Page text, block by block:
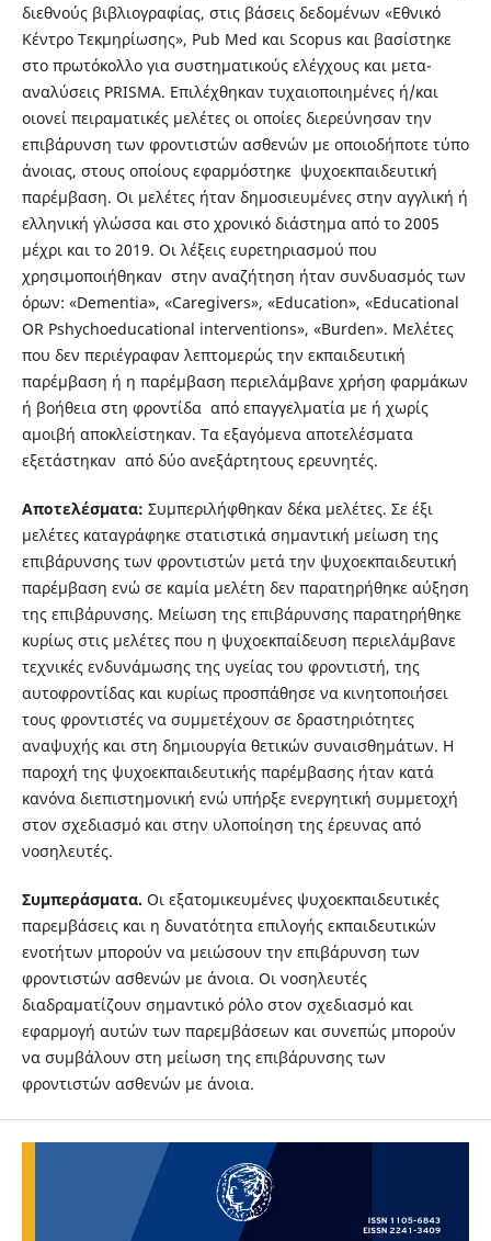
διεθνούς βιβλιογραφίας, στις βάσεις δεδομένων «Εθνικό
Κέντρο Τεκμηρίωσης», Pub Med και Scopus και βασίστηκε
στο πρωτόκολλο για συστηματικούς ελέγχους και μετα-
αναλύσεις PRISMA. Επιλέχθηκαν τυχαιοποιημένες ή/και
οιονεί πειραματικές μελέτες οι οποίες διερεύνησαν την
επιβάρυνση των φροντιστών ασθενών με οποιοδήποτε τύπο
άνοιας, στους οποίους εφαρμόστηκε ψυχοεκπαιδευτική
παρέμβαση. Οι μελέτες ήταν δημοσιευμένες στην αγγλική ή
ελληνική γλώσσα και στο χρονικό διάστημα από το 2005
μέχρι και το 2019. Οι λέξεις ευρετηριασμού που
χρησιμοποιήθηκαν στην αναζήτηση ήταν συνδυασμός των
όρων: «Dementia», «Caregivers», «Education», «Educational
OR Pshychoeducational interventions», «Burden». Μελέτες
που δεν περιέγραφαν λεπτομερώς την εκπαιδευτική
παρέμβαση ή η παρέμβαση περιελάμβανε χρήση φαρμάκων
ή βοήθεια στη φροντίδα από επαγγελματία με ή χωρίς
αμοιβή αποκλείστηκαν. Τα εξαγόμενα αποτελέσματα
εξετάστηκαν από δύο ανεξάρτητους ερευνητές.
Αποτελέσματα: Συμπεριλήφθηκαν δέκα μελέτες. Σε έξι
μελέτες καταγράφηκε στατιστικά σημαντική μείωση της
επιβάρυνσης των φροντιστών μετά την ψυχοεκπαιδευτική
παρέμβαση ενώ σε καμία μελέτη δεν παρατηρήθηκε αύξηση
της επιβάρυνσης. Μείωση της επιβάρυνσης παρατηρήθηκε
κυρίως στις μελέτες που η ψυχοεκπαίδευση περιελάμβανε
τεχνικές ενδυνάμωσης της υγείας του φροντιστή, της
αυτοφροντίδας και κυρίως προσπάθησε να κινητοποιήσει
τους φροντιστές να συμμετέχουν σε δραστηριότητες
αναψυχής και στη δημιουργία θετικών συναισθημάτων. Η
παροχή της ψυχοεκπαιδευτικής παρέμβασης ήταν κατά
κανόνα διεπιστημονική ενώ υπήρξε ενεργητική συμμετοχή
στον σχεδιασμό και στην υλοποίηση της έρευνας από
νοσηλευτές.
Συμπεράσματα. Οι εξατομικευμένες ψυχοεκπαιδευτικές
παρεμβάσεις και η δυνατότητα επιλογής εκπαιδευτικών
ενοτήτων μπορούν να μειώσουν την επιβάρυνση των
φροντιστών ασθενών με άνοια. Οι νοσηλευτές
διαδραματίζουν σημαντικό ρόλο στον σχεδιασμό και
εφαρμογή αυτών των παρεμβάσεων και συνεπώς μπορούν
να συμβάλουν στη μείωση της επιβάρυνσης των
φροντιστών ασθενών με άνοια.